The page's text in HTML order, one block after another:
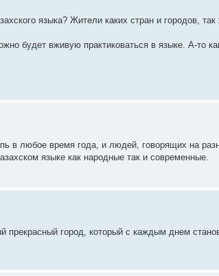
языка? Жители каких стран и городов, так
будет вживую практиковаться в языке. А-то
в любое время года, и людей, говорящих на
языке как народные так и современные.
город, который с каждым днем